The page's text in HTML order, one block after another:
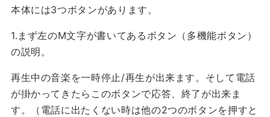
本体には3つボタンがあります。
1.まず左のM文字が書いてあるボタン（多機能ボタン）
の説明。
再生中の音楽を一時停止/再生が出来ます。そして電話
が掛かってきたらこのボタンで応答、終了が出来ま
す。（電話に出たくない時は他の2つのボタンを押すと